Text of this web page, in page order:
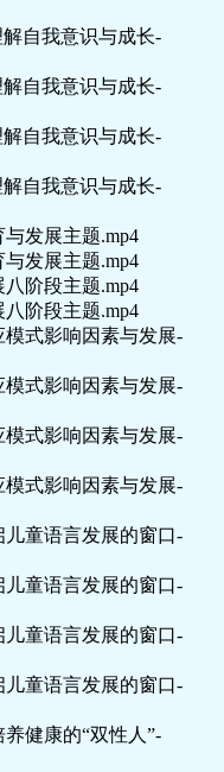
解自我意识与成长-
解自我意识与成长-
解自我意识与成长-
解自我意识与成长-
发展主题.mp4
发展主题.mp4
阶段主题.mp4
阶段主题.mp4
模式影响因素与发展-
模式影响因素与发展-
模式影响因素与发展-
模式影响因素与发展-
儿童语言发展的窗口-
儿童语言发展的窗口-
儿童语言发展的窗口-
儿童语言发展的窗口-
健康的“双性人”-